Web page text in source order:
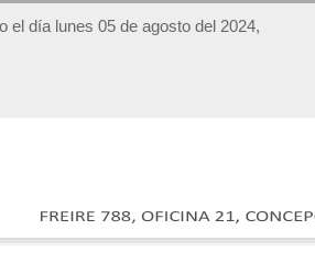
el día lunes 05 de agosto del 2024,